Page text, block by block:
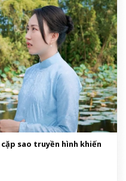
sao truyền hình khiến